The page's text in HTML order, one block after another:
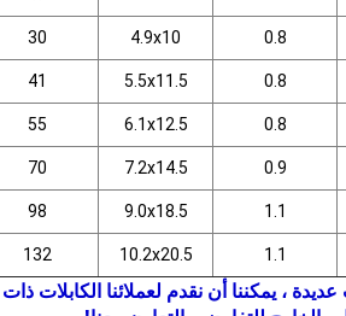
0.8
4.9x10
30
0.8
5.5x11.5
41
0.8
6.1x12.5
55
0.9
7.2x14.5
70
1.1
9.0x18.5
98
1.1
10.2x20.5
132
، يمكننا أن نقدم لعملائنا الكابلات